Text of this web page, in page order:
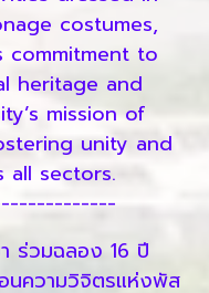
costumes,
commitment to
heritage and
mission of
unity and
all sectors.
ร่วมฉลอง 16 ปี
ความวิจิตรแห่งพัส